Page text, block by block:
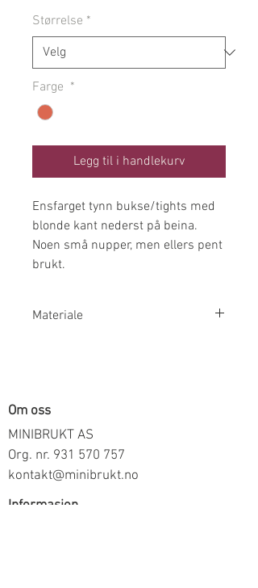
Størrelse *
Farge *
Legg til i handlekurv
Ensfarget tynn bukse/tights med
blonde kant nederst på beina.
Noen små nupper, men ellers pent
brukt.
Materiale
Om oss
MINIBRUKT AS
Org. nr. 931 570 757
kontakt@minibrukt.no
Informasjon